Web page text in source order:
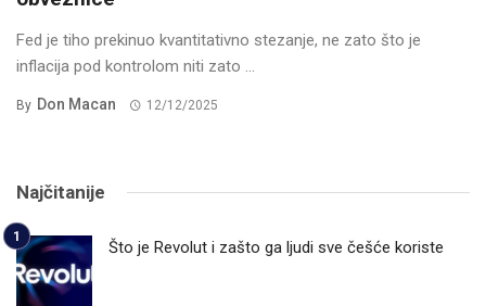
Fed je tiho prekinuo kvantitativno stezanje, ne zato što je
inflacija pod kontrolom niti zato ...
By Don Macan 12/12/2025
Najčitanije
Što je Revolut i zašto ga ljudi sve češće koriste